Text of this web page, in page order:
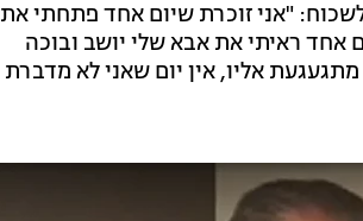
"אני זוכרת שיום אחד פתחתי את
אחד ראיתי את אבא שלי יושב ובוכה
אליו, אין יום שאני לא מדברת